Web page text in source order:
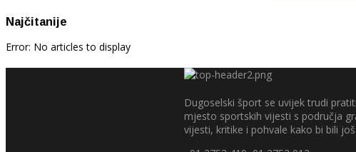
Najčitanije
Error: No articles to display
Dugoselski šport se uvijek trudi
mjesto sportskih vijesti s područja
vijesti, kritike i pohvale kako bi bili